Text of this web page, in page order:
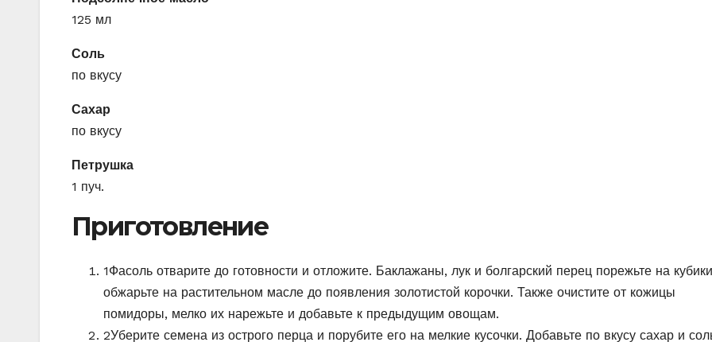
125 мл
Соль
по вкусу
Сахар
по вкусу
Петрушка
1 пуч.
Приготовление
1Фасоль отварите до готовности и отложите. Баклажаны, лук и болгарский перец порежьте на
обжарьте на растительном масле до появления золотистой корочки. Также очистите от кожицы
помидоры, мелко их нарежьте и добавьте к предыдущим овощам.
2Уберите семена из острого перца и порубите его на мелкие кусочки. Добавьте по вкусу сахар и